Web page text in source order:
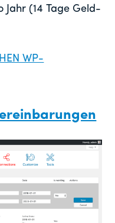
Jahr (14 Tage Geld-
WP-